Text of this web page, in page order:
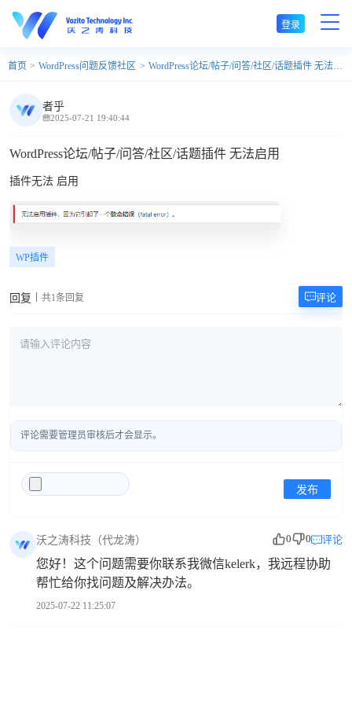
登录
首页 WordPress问题反馈社区 WordPress论坛/帖子/问答/社区/话题插件 无法启用
者乎
2025-07-21 19:40:44
WordPress论坛/帖子/问答/社区/话题插件 无法启用
插件无法 启用
WP插件
回复 共1条回复 评论
评论需要管理员审核后才会显示。
发布
沃之涛科技（代龙涛） 0 0 评论
您好！这个问题需要你联系我微信kelerk，我远程协助
帮忙给你找问题及解决办法。
2025-07-22 11:25:07